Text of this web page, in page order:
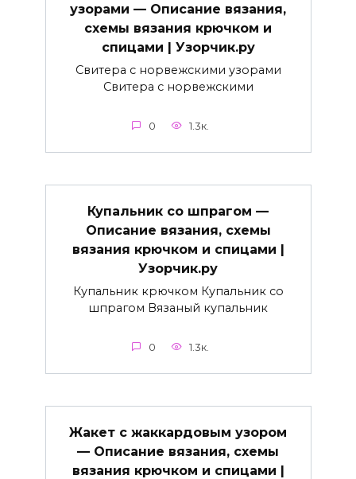
узорами — Описание вязания,
схемы вязания крючком и
спицами | Узорчик.ру
Свитера с норвежскими узорами
Свитера с норвежскими
0 1.3к.
Купальник со шпрагом —
Описание вязания, схемы
вязания крючком и спицами |
Узорчик.ру
Купальник крючком Купальник со
шпрагом Вязаный купальник
0 1.3к.
Жакет с жаккардовым узором
— Описание вязания, схемы
вязания крючком и спицами |